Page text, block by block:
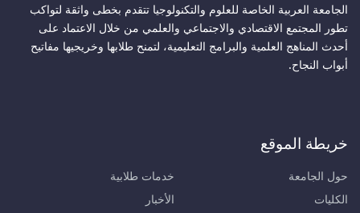
الجامعة العربية الخاصة للعلوم والتكنولوجيا تتقدم بخطى واثقة لتواكب
تطور المجتمع الاقتصادي والاجتماعي والعلمي من خلال الاعتماد على
أحدث المناهج العلمية والبرامج التعليمية، لتمنح طلابها وخريجيها مفاتيح
أبواب النجاح.
خريطة الموقع
حول الجامعة
الكليات
خدمات طلابية
الأخبار